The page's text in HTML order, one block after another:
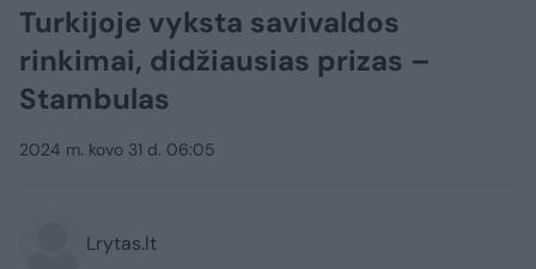
Turkijoje vyksta savivaldos
rinkimai, didžiausias prizas –
Stambulas
2024 m. kovo 31 d. 06:05
Lrytas.lt